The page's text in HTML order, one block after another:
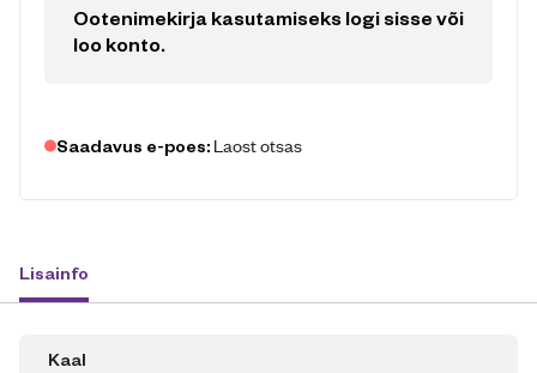
Ootenimekirja kasutamiseks logi sisse või
loo konto.
Saadavus e-poes: Laost otsas
Lisainfo
Kaal